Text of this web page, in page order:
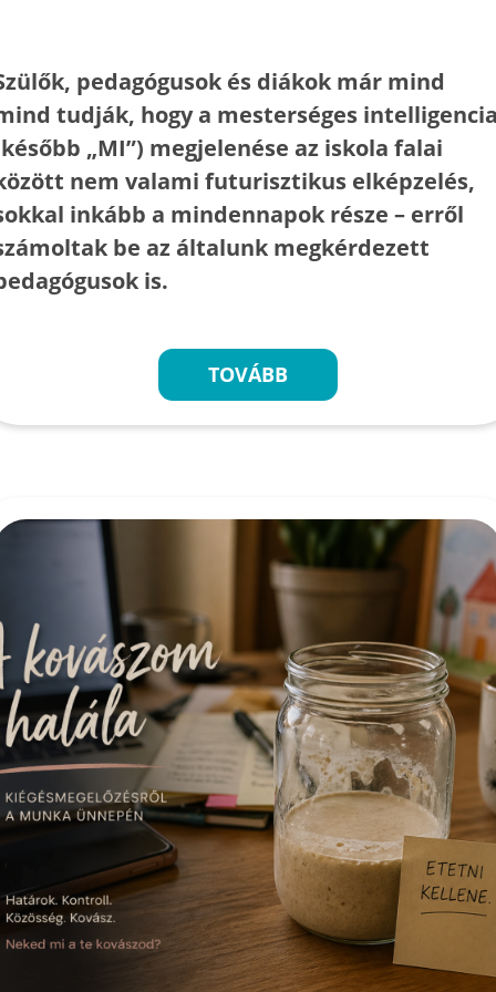
pedagógusok és diákok már mind
tudják, hogy a mesterséges
„MI”) megjelenése az iskola falai
nem valami futurisztikus elképzelés,
inkább a mindennapok része – erről
be az általunk megkérdezett
is.
TOVÁBB